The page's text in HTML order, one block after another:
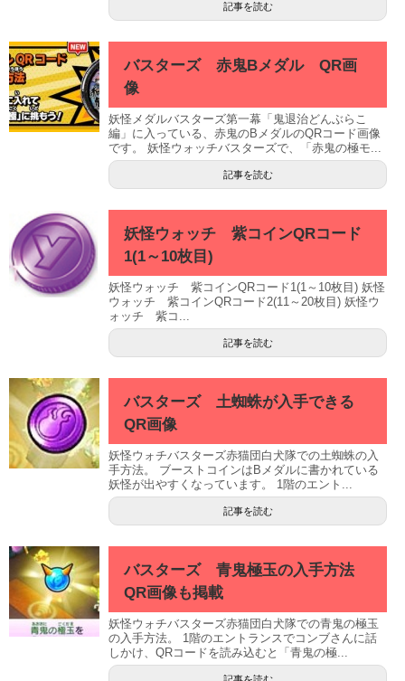
記事を読む
バスターズ 赤鬼Bメダル QR画
像
妖怪メダルバスターズ第一幕「鬼退治どんぶらこ
編」に入っている、赤鬼のBメダルのQRコード画像
です。 妖怪ウォッチバスターズで、「赤鬼の極モ...
記事を読む
妖怪ウォッチ 紫コインQRコード
1(1～10枚目)
妖怪ウォッチ 紫コインQRコード1(1～10枚目) 妖怪
ウォッチ 紫コインQRコード2(11～20枚目) 妖怪ウ
ォッチ 紫コ...
記事を読む
バスターズ 土蜘蛛が入手できる
QR画像
妖怪ウォチバスターズ赤猫団白犬隊での土蜘蛛の入
手方法。 ブーストコインはBメダルに書かれている
妖怪が出やすくなっています。 1階のエント...
記事を読む
バスターズ 青鬼極玉の入手方法
QR画像も掲載
妖怪ウォチバスターズ赤猫団白犬隊での青鬼の極玉
の入手方法。 1階のエントランスでコンブさんに話
しかけ、QRコードを読み込むと「青鬼の極...